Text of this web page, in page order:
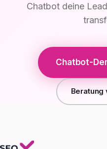
Chatbot deine
Chatbot-
Beratung